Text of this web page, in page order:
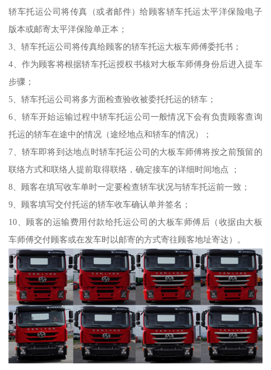
轿车托运公司将传真（或者邮件）给顾客轿车托运太平洋保险电子
版本或邮寄太平洋保险单正本；
3、轿车托运公司将传真给顾客的轿车托运大板车师傅委托书；
4、作为顾客将根据轿车托运授权书核对大板车师傅身份后进入提车
步骤；
5、轿车托运公司将多方面检查验收被委托托运的轿车；
6、轿车开始运输过程中轿车托运公司一般情况下会有负责顾客查询
托运的轿车在途中的情况（途经地点和轿车的情况）；
7、轿车即将到达地点时轿车托运公司的大板车师傅将按之前预留的
联络方式和联络人提前取得联络，确定接车的详细时间地点 ；
8、顾客在填写收车单时一定要检查轿车状况与轿车托运前一致；
9、顾客填写交付托运的轿车收车确认单并签名；
10、顾客的运输费用付款给托运公司的大板车师傅后（收据由大板
车师傅交付顾客或在发车时以邮寄的方式寄往顾客地址寄达）。